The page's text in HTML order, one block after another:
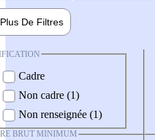
Plus De Filtres
Cadre
Non cadre (1)
Non renseignée (1)
BRUT MINIMUM